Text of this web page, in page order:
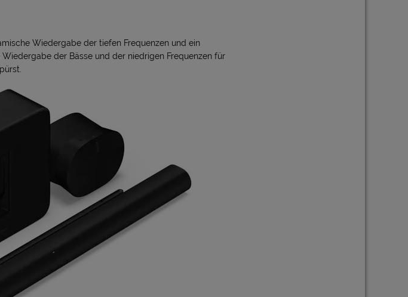
Wiedergabe der tiefen Frequenzen und ein
der Bässe und der niedrigen Frequenzen für